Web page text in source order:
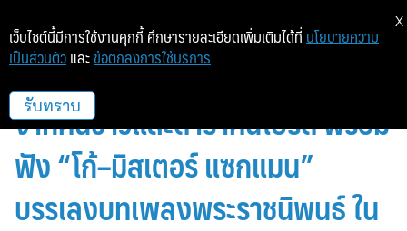
พาราไดซ์ พาร์ค ชวนช้อป ชิม ของดี
จากคนข่าวและดาราคนโปรด พร้อม
ฟัง “โก้–มิสเตอร์ แซกแมน”
บรรเลงบทเพลงพระราชนิพนธ์ ใน
เว็บไซต์นี้มีการใช้งานคุกกี้ ศึกษารายละเอียดเพิ่มเติมได้ที่ นโยบายความ
เป็นส่วนตัว และ ข้อตกลงการใช้บริการ
รับทราบ
X